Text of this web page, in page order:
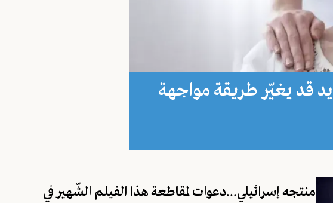
قد يغيّر طريقة مواجهة
منتجه إسرائيلي...دعوات لمقاطعة هذا الفيلم الشّهير في